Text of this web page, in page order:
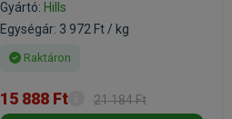
Gyártó: Hills
Egységár: 3 972 Ft / kg
Raktáron
15 888 Ft 21 184 Ft